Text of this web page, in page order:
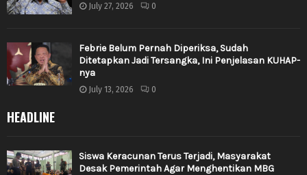
July 27, 2026 0
Febrie Belum Pernah Diperiksa, Sudah
Ditetapkan Jadi Tersangka, Ini Penjelasan KUHAP-
nya
July 13, 2026 0
HEADLINE
Siswa Keracunan Terus Terjadi, Masyarakat
Desak Pemerintah Agar Menghentikan MBG